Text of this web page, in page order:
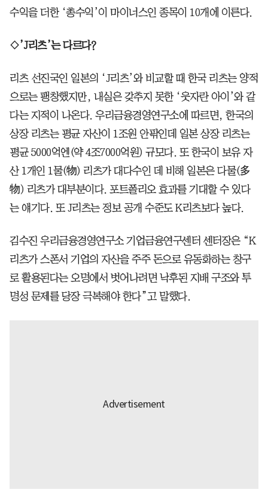
수익을 더한 ‘총수익’이 마이너스인 종목이 10개에 이른다.
◇’J리츠’는 다르다?
리츠 선진국인 일본의 ‘J리츠’와 비교할 때 한국 리츠는 양적
으로는 팽창했지만, 내실은 갖추지 못한 ‘웃자란 아이’와 같
다는 지적이 나온다. 우리금융경영연구소에 따르면, 한국의
상장 리츠는 평균 자산이 1조원 안팎인데 일본 상장 리츠는
평균 5000억엔(약 4조7000억원) 규모다. 또 한국이 보유 자
산 1개인 1물(物) 리츠가 대다수인 데 비해 일본은 다물(多
物) 리츠가 대부분이다. 포트폴리오 효과를 기대할 수 있다
는 얘기다. 또 J리츠는 정보 공개 수준도 K리츠보다 높다.
김수진 우리금융경영연구소 기업금융연구센터 센터장은 “K
리츠가 스폰서 기업의 자산을 주주 돈으로 유동화하는 창구
로 활용된다는 오명에서 벗어나려면 낙후된 지배 구조와 투
명성 문제를 당장 극복해야 한다”고 말했다.